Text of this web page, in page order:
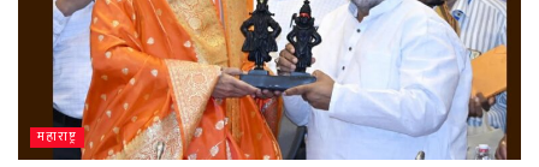
महाराष्ट्र